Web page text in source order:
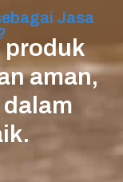
Jasa
produk
aman,